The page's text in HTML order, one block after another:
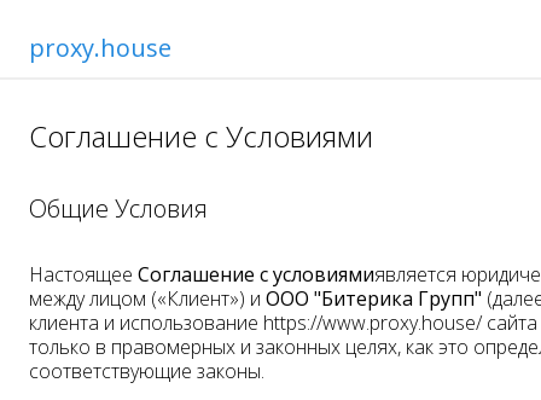
proxy.house
Соглашение с Условиями
Общие Условия
Настоящее Соглашение с условиямиявляется
между лицом («Клиент») и ООО "Битерика Групп"
клиента и использование https://www.proxy.house/
только в правомерных и законных целях, как это
соответствующие законы.